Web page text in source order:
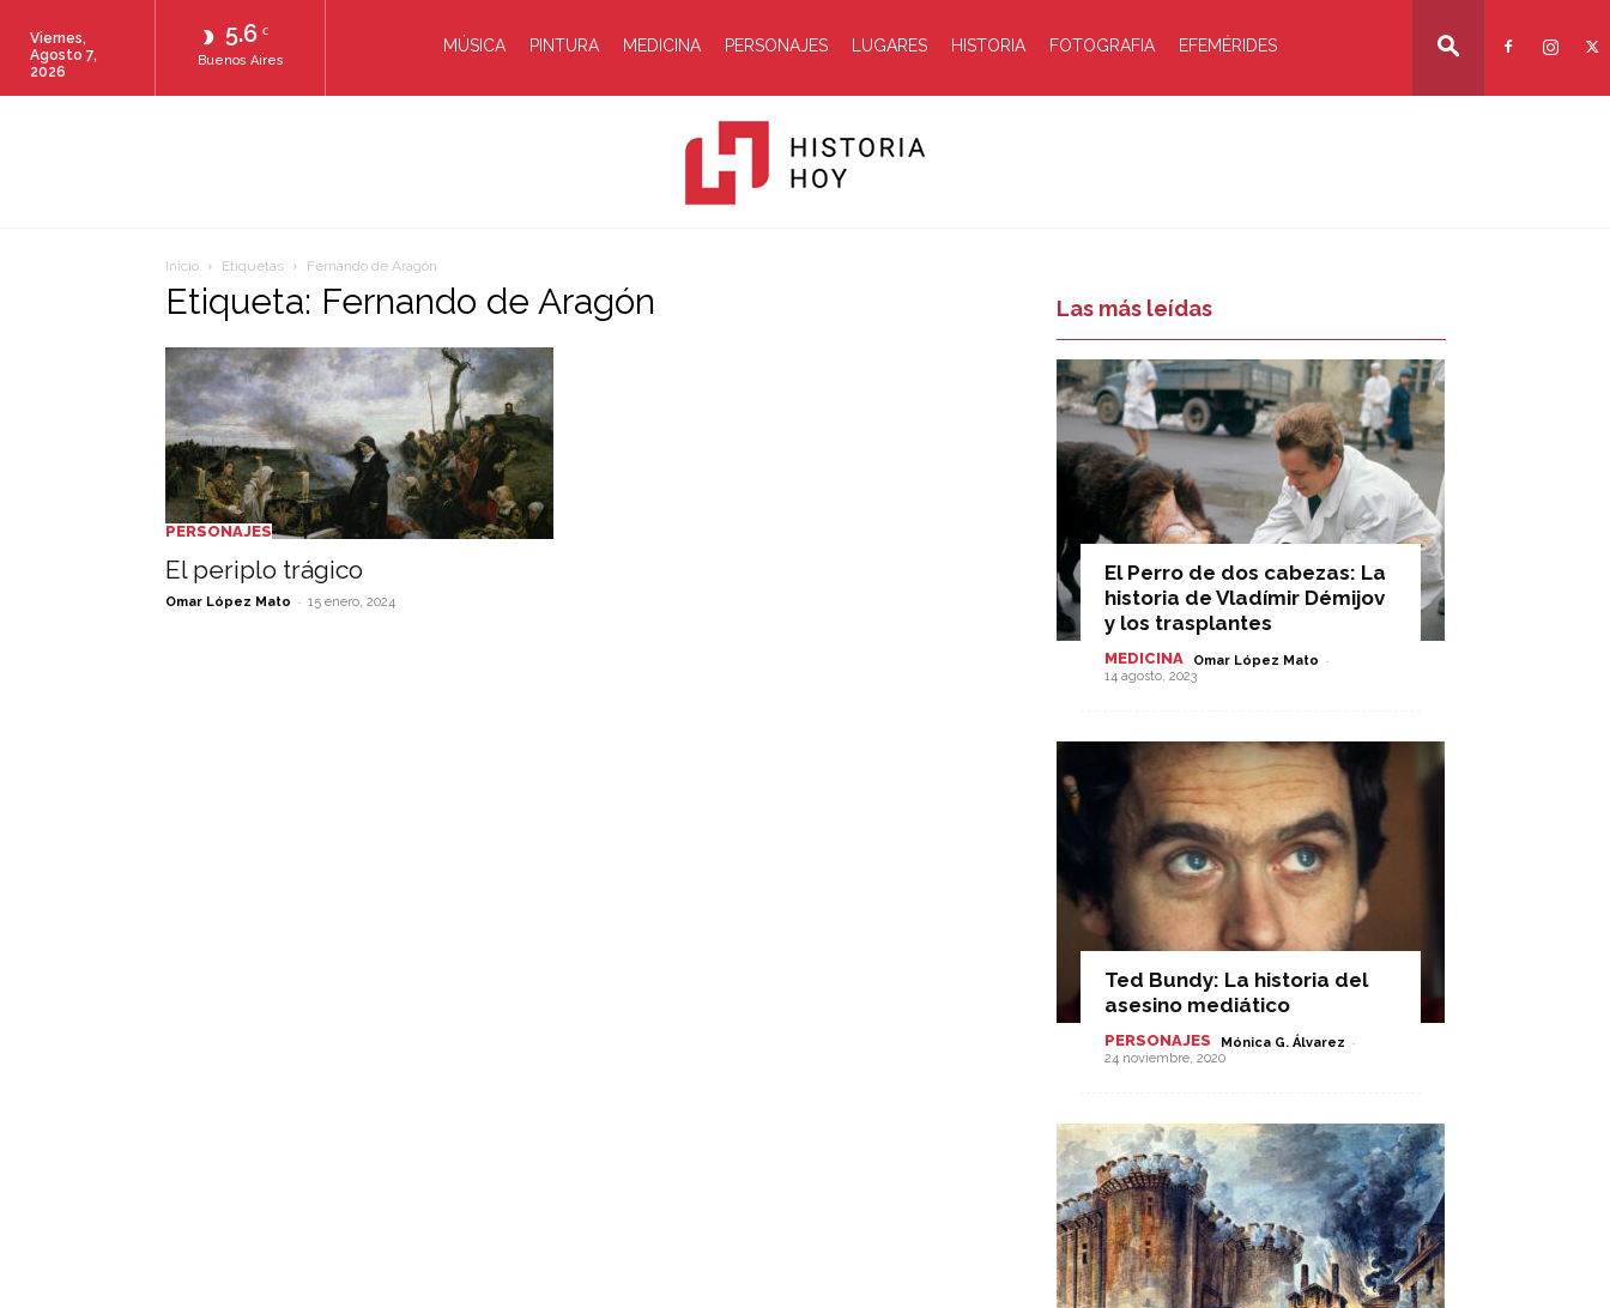
5.6 C
Buenos Aires
Viernes,
Agosto 7,
2026
MÚSICA PINTURA MEDICINA PERSONAJES LUGARES HISTORIA FOTOGRAFIA EFEMÉRIDES
Inicio Etiquetas Fernando de Aragón
Etiqueta: Fernando de Aragón
PERSONAJES
El periplo trágico
Omar López Mato - 15 enero, 2024
Las más leídas
El Perro de dos cabezas: La
historia de Vladímir Démijov
y los trasplantes
MEDICINA Omar López Mato -
14 agosto, 2023
Ted Bundy: La historia del
asesino mediático
PERSONAJES Mónica G. Álvarez -
24 noviembre, 2020